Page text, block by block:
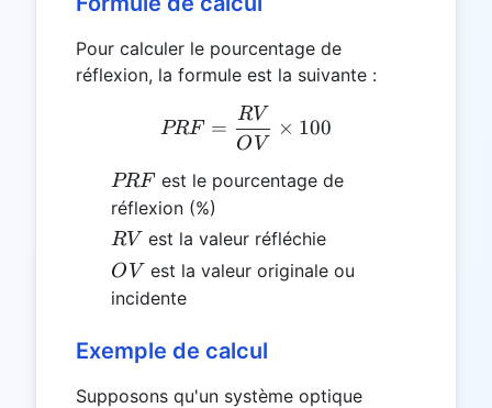
Pour calculer le pourcentage de
réflexion, la formule est la suivante :
PRF = \frac{RV}{OV}
PRF =
O V
RV
× 100
PRF
PRF est le pourcentage de
réflexion (%)
RV
RV est la valeur réfléchie
OV
O V est la valeur originale ou
incidente
Exemple de calcul
Supposons qu'un système optique